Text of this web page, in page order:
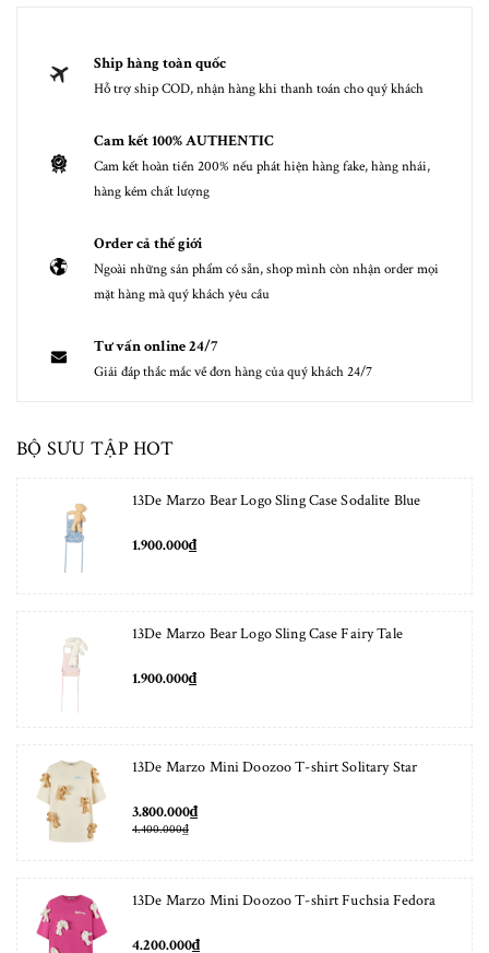
Ship hàng toàn quốc
Hỗ trợ ship COD, nhận hàng khi thanh toán cho quý khách
Cam kết 100% AUTHENTIC
Cam kết hoàn tiền 200% nếu phát hiện hàng fake, hàng nhái,
hàng kém chất lượng
Order cả thế giới
Ngoài những sản phẩm có sẵn, shop mình còn nhận order mọi
mặt hàng mà quý khách yêu cầu
Tư vấn online 24/7
Giải đáp thắc mắc về đơn hàng của quý khách 24/7
BỘ SƯU TẬP HOT
13De Marzo Bear Logo Sling Case Sodalite Blue
1.900.000₫
13De Marzo Bear Logo Sling Case Fairy Tale
1.900.000₫
13De Marzo Mini Doozoo T-shirt Solitary Star
3.800.000₫
4.400.000₫
13De Marzo Mini Doozoo T-shirt Fuchsia Fedora
4.200.000₫